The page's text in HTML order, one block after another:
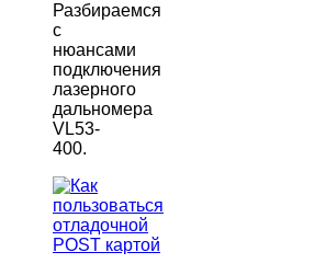
Разбираемся
с
нюансами
подключения
лазерного
дальномера
VL53-
400.